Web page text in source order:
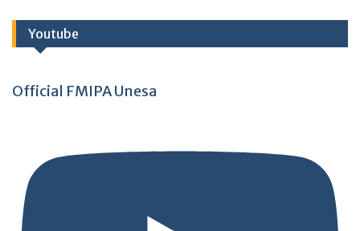
Youtube
Official FMIPA Unesa